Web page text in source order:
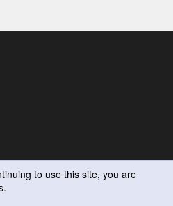
to use this site, you are